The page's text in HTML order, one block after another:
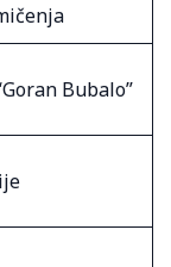
Bubalo”